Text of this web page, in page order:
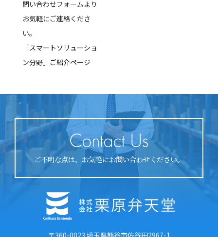
問い合わせフォームより
お気軽にご連絡くださ
い。
「スマートソリューショ
ン分野」ご紹介ページ
ご不明な点は、お気軽にお問い合わせください。
〒360-0023 埼玉県熊谷市佐谷田2967-1